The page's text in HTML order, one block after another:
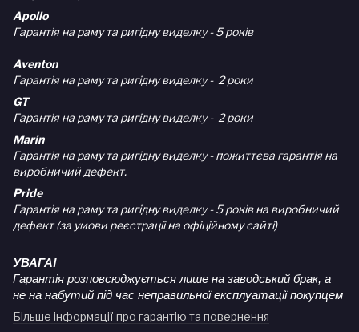
Apollo
Гарантія на раму та ригідну виделку - 5 років
Aventon
Гарантія на раму та ригідну виделку - 2 роки
GT
Гарантія на раму та ригідну виделку - 2 роки
Marin
Гарантія на раму та ригідну виделку - пожиттєва гарантія на
виробничий дефект.
Pride
Гарантія на раму та ригідну виделку - 5 років на виробничий
дефект (за умови реєстрації на офіційному сайті)
УВАГА!
Гарантія розповсюджується лише на заводський брак, а
не на набутий під час неправильної експлуатації покупцем
Більше інформації про гарантію та повернення